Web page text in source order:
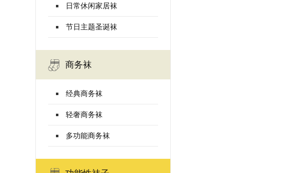
日常休闲家居袜
节日主题圣诞袜
商务袜
经典商务袜
轻奢商务袜
多功能商务袜